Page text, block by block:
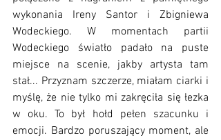
wykonania Ireny Santor i Zbigniewa
Wodeckiego. W momentach partii
Wodeckiego światło padało na puste
miejsce na scenie, jakby artysta tam
stał... Przyznam szczerze, miałam ciarki i
myślę, że nie tylko mi zakręciła się łezka
w oku. To był hołd pełen szacunku i
emocji. Bardzo poruszający moment, ale